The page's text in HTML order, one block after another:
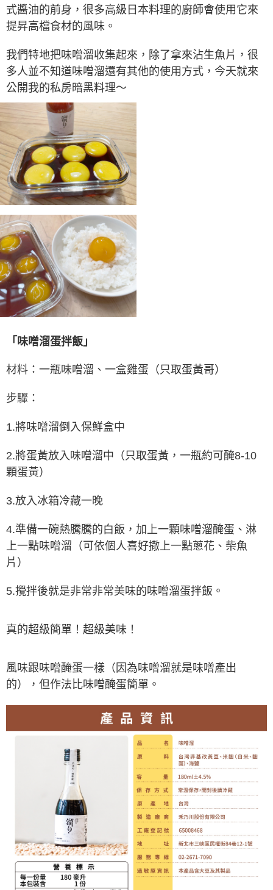
式醬油的前身，很多高級日本料理的廚師會使用它來
提昇高檔食材的風味。
我們特地把味噌溜收集起來，除了拿來沾生魚片，很
多人並不知道味噌溜還有其他的使用方式，今天就來
公開我的私房暗黑料理～
「味噌溜蛋拌飯」
材料：一瓶味噌溜、一盒雞蛋（只取蛋黃哥）
步驟：
1.將味噌溜倒入保鮮盒中
2.將蛋黃放入味噌溜中（只取蛋黃，一瓶約可醃8-10
顆蛋黃）
3.放入冰箱冷藏一晚
4.準備一碗熱騰騰的白飯，加上一顆味噌溜醃蛋、淋
上一點味噌溜（可依個人喜好撒上一點蔥花、柴魚
片）
5.攪拌後就是非常非常美味的味噌溜蛋拌飯。
真的超級簡單！超級美味！
風味跟味噌醃蛋一樣（因為味噌溜就是味噌產出
的），但作法比味噌醃蛋簡單。